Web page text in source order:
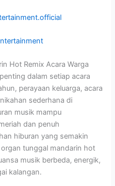
Hot Remix Acara Warga
dalam setiap acara
perayaan keluarga, acara
sederhana di
musik mampu
dan penuh
hiburan yang semakin
tunggal mandarin hot
musik berbeda, energik,
kalangan.